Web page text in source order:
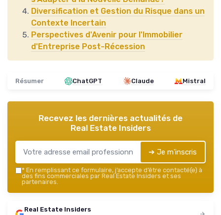
Diversification et Gestion du Risque dans un
Contexte Incertain
Perspectives d'Avenir pour l'Immobilier
d'Entreprise Post-Récession
Résumer ChatGPT Claude Mistral
Recevez les dernières actualités de
Real Estate Insiders
➔ Je m'inscris
* En remplissant ce formulaire, j’accepte d’être contacté(e) à
des fins commerciales par Real Estate Insiders et ses
partenaires.
Real Estate Insiders